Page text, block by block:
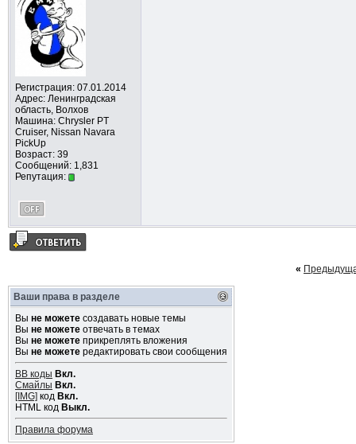
Регистрация: 07.01.2014
Адрес: Ленинградская
область, Волхов
Машина: Chrysler PT
Cruiser, Nissan Navara
PickUp
Возраст: 39
Сообщений: 1,831
Репутация:
«
Ваши права в разделе
Вы не можетесоздавать новые темы
Вы не можетеотвечать в темах
Вы не можетеприкреплять вложения
Вы не можетередактировать свои сообщения
BB коды Вкл.
Смайлы Вкл.
[IMG] код Вкл.
HTML код Выкл.
Правила форума